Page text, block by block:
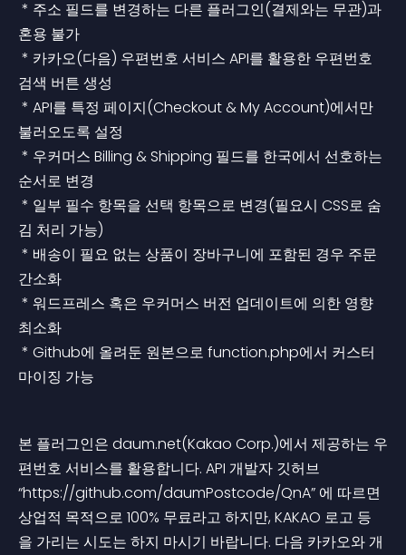
혼용 불가
검색 버튼 생성
불러오도록 설정
순서로 변경
김 처리 가능)
간소화
최소화
마이징 가능
본 플러그인은 daum.net(Kakao Corp.)에서 제공하는 우
편번호 서비스를 활용합니다. API 개발자 깃허브
“https://github.com/daumPostcode/QnA” 에 따르면
상업적 목적으로 100% 무료라고 하지만, KAKAO 로고 등
을 가리는 시도는 하지 마시기 바랍니다. 다음 카카오와 개